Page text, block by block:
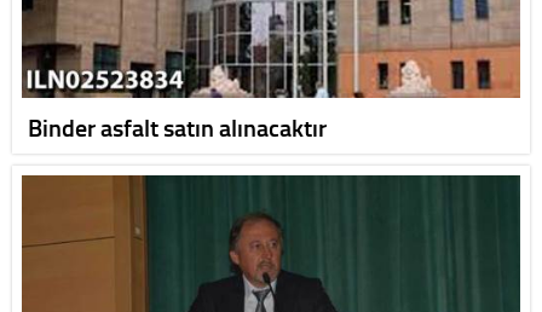
Binder asfalt satın alınacaktır